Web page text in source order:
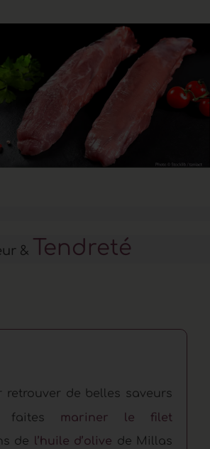
& Tendreté
retrouver de belles saveurs
faites
mariner le filet
de l’huile d’olive de Millas